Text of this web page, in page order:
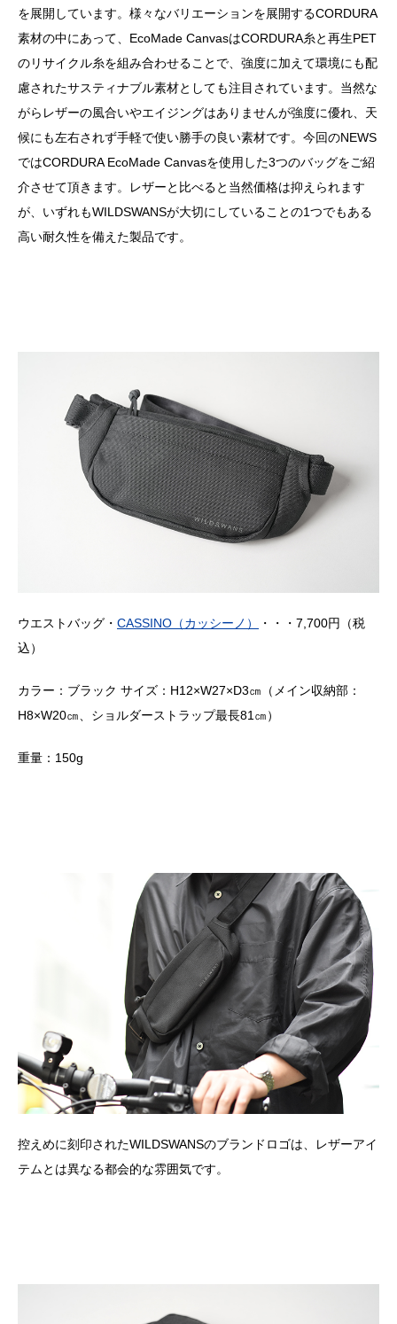
を展開しています。様々なバリエーションを展開するCORDURA
素材の中にあって、EcoMade CanvasはCORDURA糸と再生PET
のリサイクル糸を組み合わせることで、強度に加えて環境にも配
慮されたサスティナブル素材としても注目されています。当然な
がらレザーの風合いやエイジングはありませんが強度に優れ、天
候にも左右されず手軽で使い勝手の良い素材です。今回のNEWS
ではCORDURA EcoMade Canvasを使用した3つのバッグをご紹
介させて頂きます。レザーと比べると当然価格は抑えられます
が、いずれもWILDSWANSが大切にしていることの1つでもある
高い耐久性を備えた製品です。
ウエストバッグ・ CASSINO（カッシーノ）
・・・7,700円（税
込）
カラー：ブラック サイズ：H12×W27×D3㎝（メイン収納部：
H8×W20㎝、ショルダーストラップ最長81㎝）
重量：150g
控えめに刻印されたWILDSWANSのブランドロゴは、レザーアイ
テムとは異なる都会的な雰囲気です。